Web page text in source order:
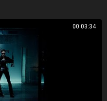
00:03:34